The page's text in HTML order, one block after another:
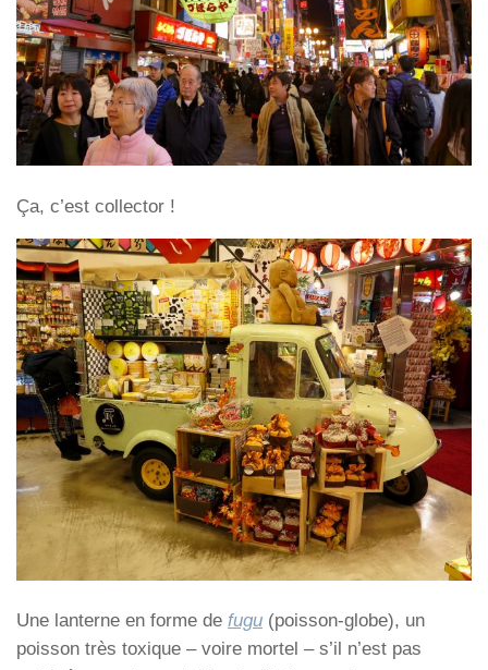
Ça, c’est collector !
Une lanterne en forme de fugu (poisson-globe), un
poisson très toxique – voire mortel – s’il n’est pas